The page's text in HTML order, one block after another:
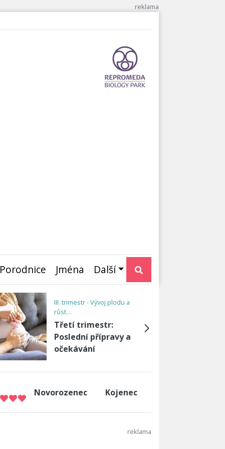
Porodnice Jména Další
Děti
Když dítě volá na
rodiče jménem
Novorozenec Kojenec